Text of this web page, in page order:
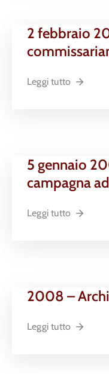
2 febbraio
Leggi tutto
5 gennaio
campagna
Leggi tutto
2008 –
Leggi tutto